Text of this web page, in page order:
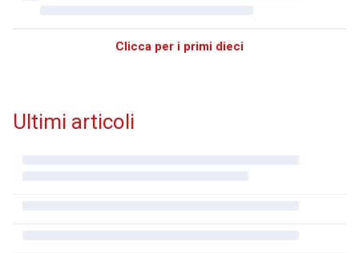
Clicca per i primi dieci
Ultimi articoli